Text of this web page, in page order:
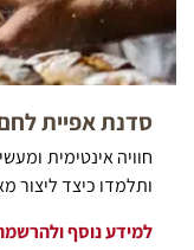
סדנת אפיית
חוויה אינטימית
ותלמדו כיצד ליצור
למידע נוסף